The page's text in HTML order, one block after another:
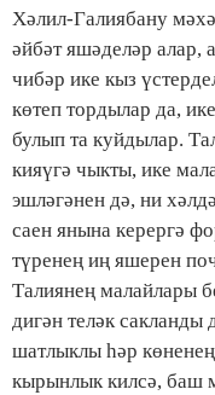
Хәлил-Галиябану
әйбәт яшәделәр алар,
чибәр ике кыз
көтеп тордылар да,
булып та куйдылар.
кияүгә чыкты, ике
эшләгәнен дә, ни
саен янына керергә
түренең иң яшерен
Талиянең малайлары
дигән теләк
шатлыклы һәр
кырынлык килсә, баш